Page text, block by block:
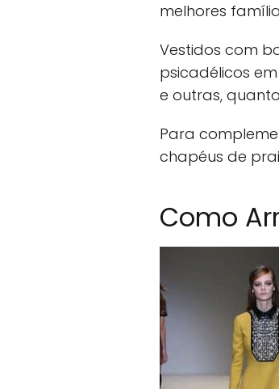
melhores
Vestidos com
psicadélicos
e outras,
Para
chapéus de
Como